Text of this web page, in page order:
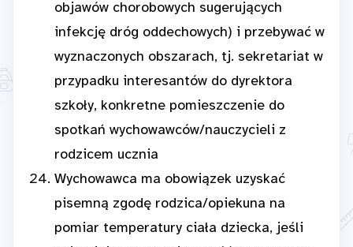
objawów chorobowych sugerujących
infekcję dróg oddechowych) i przebywać w
wyznaczonych obszarach, tj. sekretariat w
przypadku interesantów do dyrektora
szkoły, konkretne pomieszczenie do
spotkań wychowawców/nauczycieli z
rodzicem ucznia
Wychowawca ma obowiązek uzyskać
pisemną zgodę rodzica/opiekuna na
pomiar temperatury ciała dziecka, jeśli